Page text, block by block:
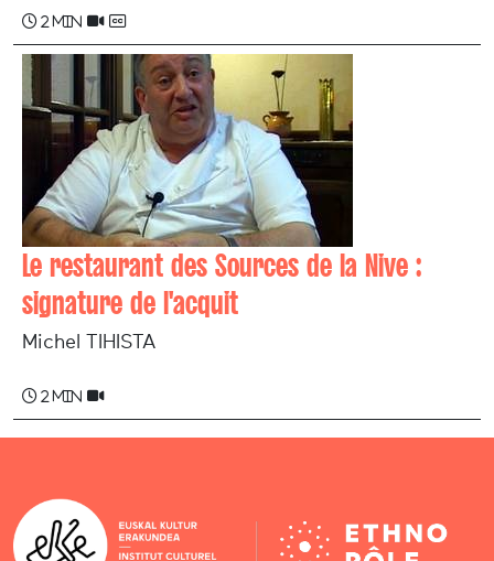
2 min
Le restaurant des Sources de la Nive :
signature de l'acquit
Michel TIHISTA
2 min